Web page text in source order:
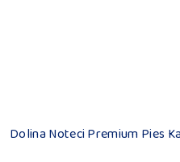
Dolina Noteci Premium Pies